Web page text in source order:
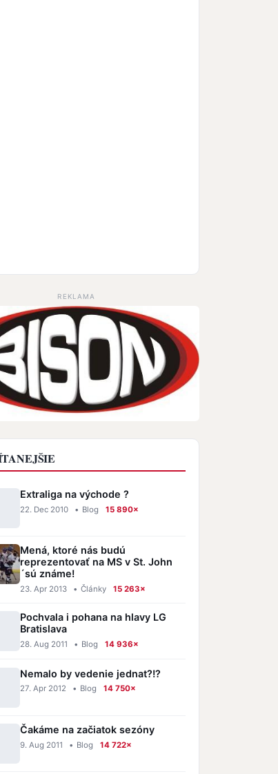
REKLAMA
Extraliga na východe ?
22. Dec 2010 • Blog 15 890×
Mená, ktoré nás budú
reprezentovať na MS v St. John
´sú známe!
23. Apr 2013 • Články 15 263×
Pochvala i pohana na hlavy LG
Bratislava
28. Aug 2011 • Blog 14 936×
Nemalo by vedenie jednat?!?
27. Apr 2012 • Blog 14 750×
Čakáme na začiatok sezóny
9. Aug 2011 • Blog 14 722×